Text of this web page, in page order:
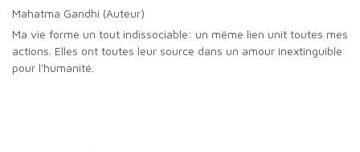
Mahatma Gandhi (Auteur)
Ma vie forme un tout indissociable: un même lien unit toutes mes
actions. Elles ont toutes leur source dans un amour inextinguible
pour l'humanité.